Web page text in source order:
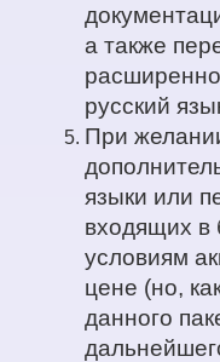
а также
русский
При
языки или
входящих в
условиям
цене (но,
данного